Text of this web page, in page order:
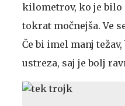
kilometrov, ko je bilo
tokrat močnejša. Ve
Če bi imel manj
ustreza, saj je bolj